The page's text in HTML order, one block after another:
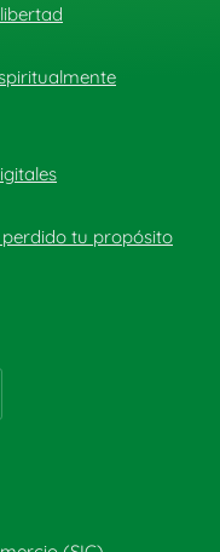
tu propósito